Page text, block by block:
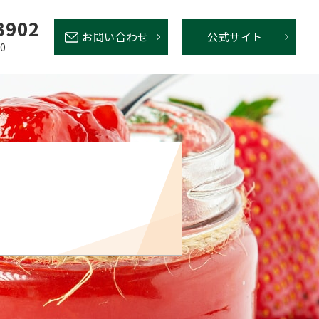
お問い合わせ 公式サイト